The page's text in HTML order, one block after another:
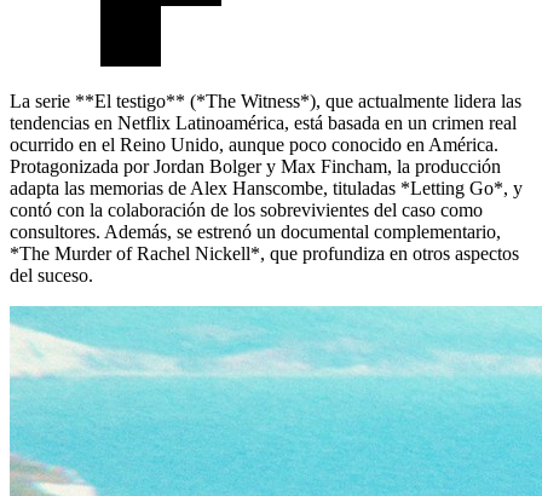
La serie **El testigo** (*The Witness*), que actualmente lidera las
tendencias en Netflix Latinoamérica, está basada en un crimen real
ocurrido en el Reino Unido, aunque poco conocido en América.
Protagonizada por Jordan Bolger y Max Fincham, la producción
adapta las memorias de Alex Hanscombe, tituladas *Letting Go*, y
contó con la colaboración de los sobrevivientes del caso como
consultores. Además, se estrenó un documental complementario,
*The Murder of Rachel Nickell*, que profundiza en otros aspectos
del suceso.